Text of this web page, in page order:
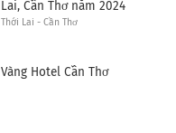
Lai, Cần Thơ năm 2024
Thới Lai - Cần Thơ
Vàng Hotel Cần Thơ